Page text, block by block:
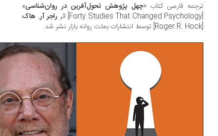
فارسی کتاب «چهل پژوهش تحول‌آفرین در روان‌شناسی»
راجر آر. هاک